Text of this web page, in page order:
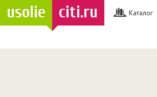
usolie citi.ru Каталог